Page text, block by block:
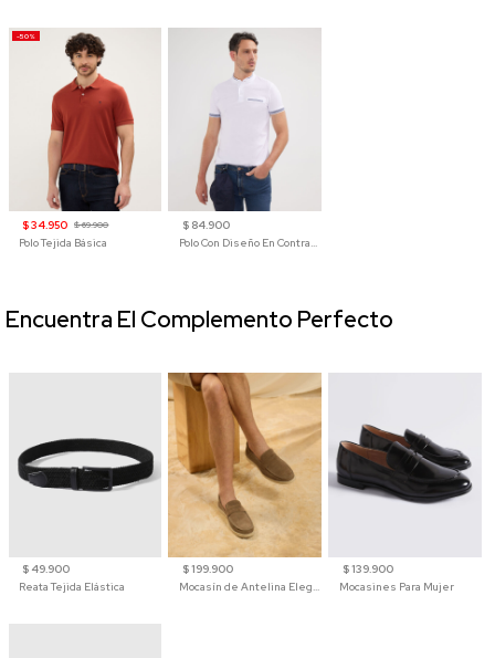
-50%
$ 34.950 $ 69.900
Polo Tejida Básica
$ 84.900
Polo Con Diseño En Contraste
$ 49.900
Reata Tejida Elástica
$ 199.900
Mocasín de Antelina Elegante con Suela de Contraste Para Hombre
$ 139.900
Mocasines Para Mujer
Encuentra El Complemento Perfecto